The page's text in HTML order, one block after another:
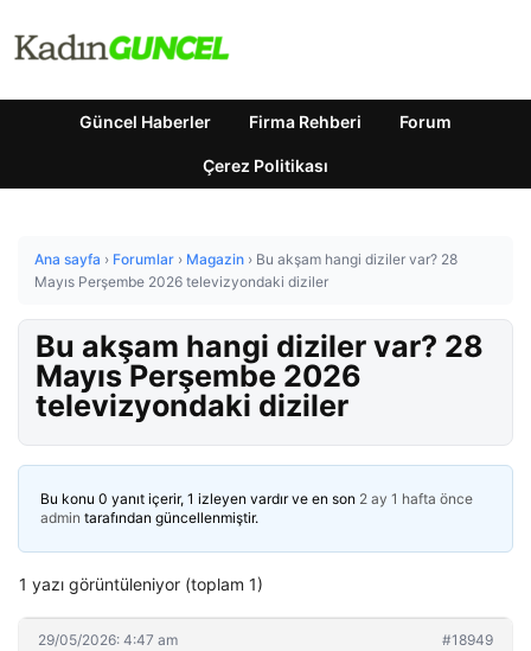
Güncel Haberler Firma Rehberi Forum
Çerez Politikası
Ana sayfa › Forumlar › Magazin › Bu akşam hangi diziler var? 28
Mayıs Perşembe 2026 televizyondaki diziler
Bu akşam hangi diziler var? 28
Mayıs Perşembe 2026
televizyondaki diziler
Bu konu 0 yanıt içerir, 1 izleyen vardır ve en son 2 ay 1 hafta önce
admin tarafından güncellenmiştir.
1 yazı görüntüleniyor (toplam 1)
29/05/2026: 4:47 am #18949